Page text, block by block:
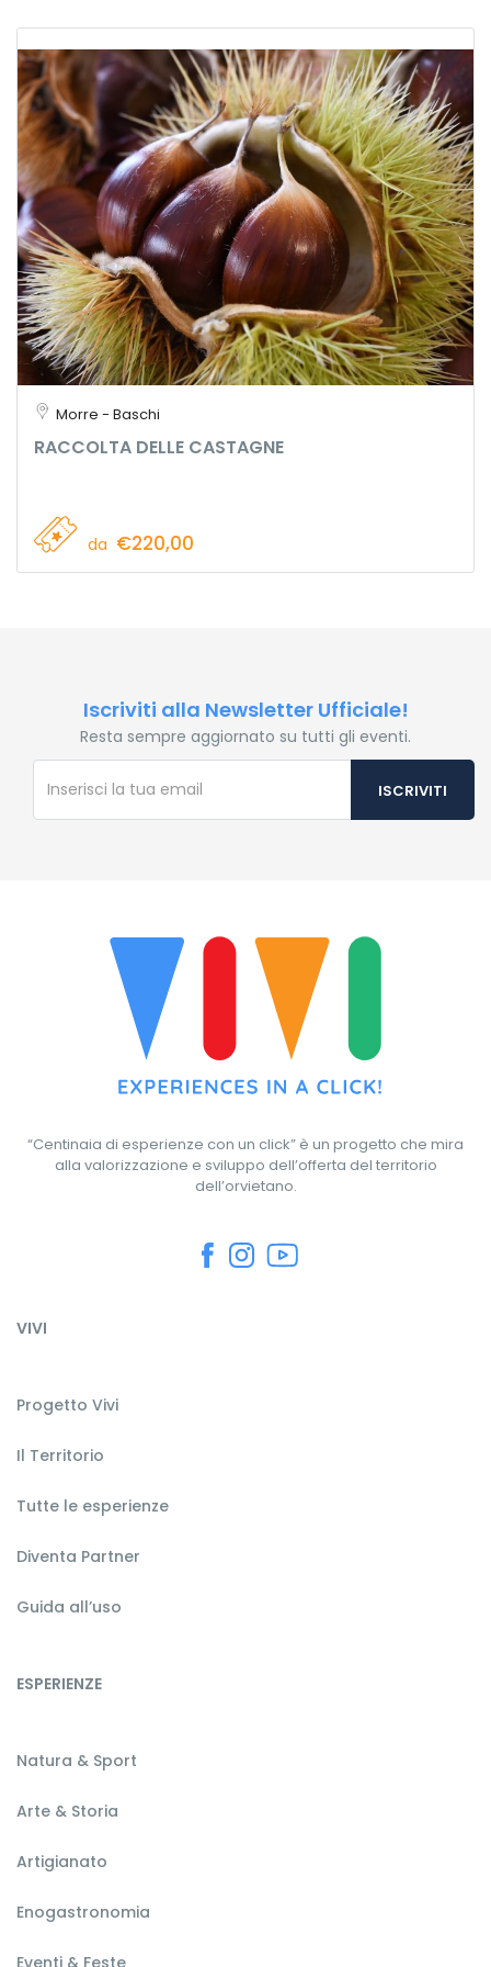
Morre - Baschi
RACCOLTA DELLE CASTAGNE
da €220,00
Iscriviti alla Newsletter Ufficiale!
Resta sempre aggiornato su tutti gli eventi.
“Centinaia di esperienze con un click” è un progetto che mira
alla valorizzazione e sviluppo dell’offerta del territorio
dell’orvietano.
VIVI
Progetto Vivi
Il Territorio
Tutte le esperienze
Diventa Partner
Guida all’uso
ESPERIENZE
Natura & Sport
Arte & Storia
Artigianato
Enogastronomia
Eventi & Feste